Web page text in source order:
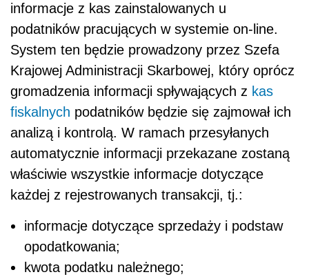
informacje z kas zainstalowanych u
podatników pracujących w systemie on-line.
System ten będzie prowadzony przez Szefa
Krajowej Administracji Skarbowej, który oprócz
gromadzenia informacji spływających z kas
fiskalnych podatników będzie się zajmował ich
analizą i kontrolą. W ramach przesyłanych
automatycznie informacji przekazane zostaną
właściwie wszystkie informacje dotyczące
każdej z rejestrowanych transakcji, tj.:
informacje dotyczące sprzedaży i podstaw
opodatkowania;
kwota podatku należnego;